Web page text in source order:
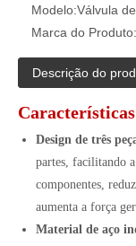
Modelo:Válvula
Marca do Produto:
Descrição do
Design de três
partes, facilitando
componentes,
aumenta a força
Material de aço